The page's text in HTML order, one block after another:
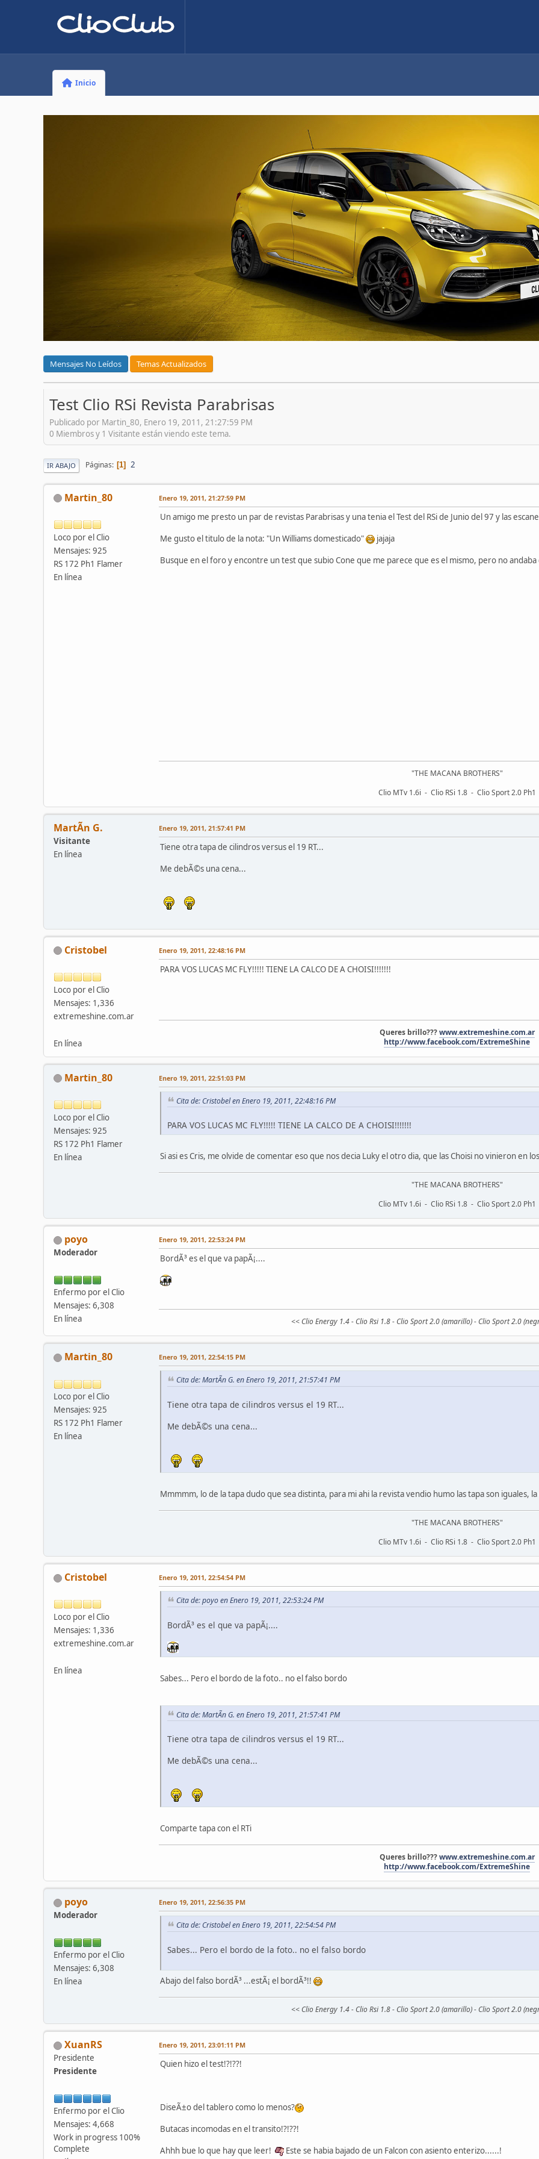
Inicio
Mensajes No Leídos Temas Actualizados
Test Clio RSi Revista Parabrisas
Publicado por Martin_80, Enero 19, 2011, 21:27:59 PM
0 Miembros y 1 Visitante están viendo este tema.
IR ABAJO Páginas 1 2
Martin_80
Loco por el Clio
Mensajes: 925
RS 172 Ph1 Flamer
En línea
Enero 19, 2011, 21:27:59 PM
Un amigo me presto un par de revistas Parabrisas y una tenia el Test del RSi de Junio del 97 y las
Me gusto el titulo de la nota: "Un Williams domesticado"
jajaja
Busque en el foro y encontre un test que subio Cone que me parece que es el mismo, pero no
"THE MACANA BROTHERS"
Clio MTv 1.6i - Clio RSi 1.8 - Clio Sport 2.0 Ph1
MartÃ­n G.
Visitante
En línea
Enero 19, 2011, 21:57:41 PM
Tiene otra tapa de cilindros versus el 19 RT...
Me debÃ©s una cena...
Cristobel
Loco por el Clio
Mensajes: 1,336
extremeshine.com.ar
En línea
Enero 19, 2011, 22:48:16 PM
PARA VOS LUCAS MC FLY!!!!! TIENE LA CALCO DE A CHOISI!!!!!!!
Queres brillo???www.extremeshine.com.ar
http://www.facebook.com/ExtremeShine
Martin_80
Loco por el Clio
Mensajes: 925
RS 172 Ph1 Flamer
En línea
Enero 19, 2011, 22:51:03 PM
Cita de: Cristobel en Enero 19, 2011, 22:48:16 PM
PARA VOS LUCAS MC FLY!!!!! TIENE LA CALCO DE A CHOISI!!!!!!!
Si asi es Cris, me olvide de comentar eso que nos decia Luky el otro dia, que las Choisi no vinieron en
"THE MACANA BROTHERS"
Clio MTv 1.6i - Clio RSi 1.8 - Clio Sport 2.0 Ph1
poyo
Moderador
Enfermo por el Clio
Mensajes: 6,308
En línea
Enero 19, 2011, 22:53:24 PM
BordÃ³ es el que va papÃ¡....
<< Clio Energy 1.4 - Clio Rsi 1.8 - Clio Sport 2.0 (amarillo) - Clio Sport 2.0
Martin_80
Loco por el Clio
Mensajes: 925
RS 172 Ph1 Flamer
En línea
Enero 19, 2011, 22:54:15 PM
Cita de: MartÃ­n G. en Enero 19, 2011, 21:57:41 PM
Tiene otra tapa de cilindros versus el 19 RT...
Me debÃ©s una cena...
Mmmmm, lo de la tapa dudo que sea distinta, para mi ahi la revista vendio humo las tapa son iguales,
"THE MACANA BROTHERS"
Clio MTv 1.6i - Clio RSi 1.8 - Clio Sport 2.0 Ph1
Cristobel
Loco por el Clio
Mensajes: 1,336
extremeshine.com.ar
En línea
Enero 19, 2011, 22:54:54 PM
Cita de: poyo en Enero 19, 2011, 22:53:24 PM
BordÃ³ es el que va papÃ¡....
Sabes... Pero el bordo de la foto.. no el falso bordo
Cita de: MartÃ­n G. en Enero 19, 2011, 21:57:41 PM
Tiene otra tapa de cilindros versus el 19 RT...
Me debÃ©s una cena...
Comparte tapa con el RTi
Queres brillo???www.extremeshine.com.ar
http://www.facebook.com/ExtremeShine
poyo
Moderador
Enfermo por el Clio
Mensajes: 6,308
En línea
Enero 19, 2011, 22:56:35 PM
Cita de: Cristobel en Enero 19, 2011, 22:54:54 PM
Sabes... Pero el bordo de la foto.. no el falso bordo
Abajo del falso bordÃ³ ...estÃ¡ el bordÃ³!!
<< Clio Energy 1.4 - Clio Rsi 1.8 - Clio Sport 2.0 (amarillo) - Clio Sport 2.0
XuanRS
Presidente
Presidente
Enfermo por el Clio
Mensajes: 4,668
Work in progress 100%
Complete
Enero 19, 2011, 23:01:11 PM
Quien hizo el test!?!??!
DiseÃ±o del tablero como lo menos?
Butacas incomodas en el transito!?!??!
Ahhh bue lo que hay que leer!
Este se habia bajado de un Falcon con asiento enterizo......!